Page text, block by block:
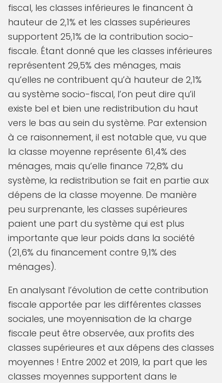
fiscal, les classes inférieures le financent à
hauteur de 2,1% et les classes supérieures
supportent 25,1% de la contribution socio-
fiscale. Étant donné que les classes inférieures
représentent 29,5% des ménages, mais
qu’elles ne contribuent qu’à hauteur de 2,1%
au système socio-fiscal, l’on peut dire qu’il
existe bel et bien une redistribution du haut
vers le bas au sein du système. Par extension
à ce raisonnement, il est notable que, vu que
la classe moyenne représente 61,4% des
ménages, mais qu’elle finance 72,8% du
système, la redistribution se fait en partie aux
dépens de la classe moyenne. De manière
peu surprenante, les classes supérieures
paient une part du système qui est plus
importante que leur poids dans la société
(21,6% du financement contre 9,1% des
ménages).
En analysant l’évolution de cette contribution
fiscale apportée par les différentes classes
sociales, une moyennisation de la charge
fiscale peut être observée, aux profits des
classes supérieures et aux dépens des classes
moyennes ! Entre 2002 et 2019, la part que les
classes moyennes supportent dans le